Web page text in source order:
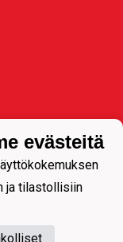
evästeitä
ja tilastollisiin